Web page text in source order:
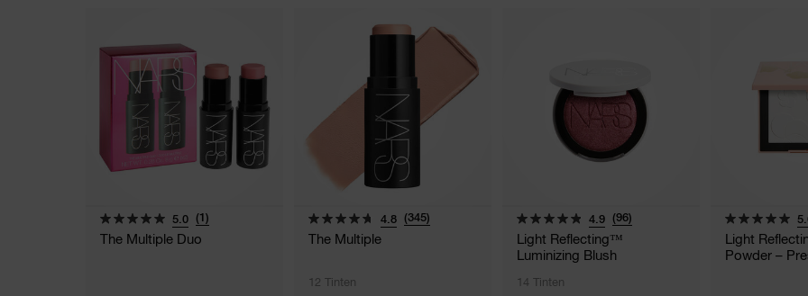
5.0 (1)
The Multiple Duo
4.8 (345)
The Multiple
12 Tinten
4.9 (96)
Light Reflecting™
Luminizing Blush
14 Tinten
Light
Powder –